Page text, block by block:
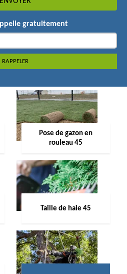
gratuitement
Pose de gazon en
rouleau 45
Taille de haie 45